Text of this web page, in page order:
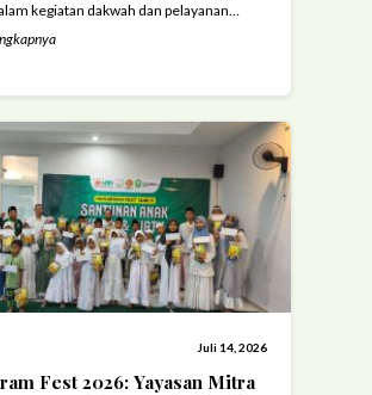
kegiatan dakwah dan pelayanan
tersebut dilaksanakan secara
Dalam kegiatan ini, sebanyak
kader dai diterjunkan setiap
membantu berbagai pelayanan kepada
Juli 14, 2026
Fest 2026: Yayasan Mitra